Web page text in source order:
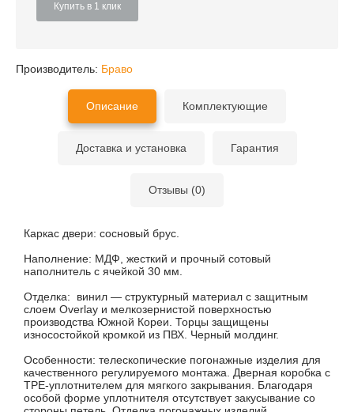
Купить в 1 клик
Производитель: Браво
Описание Комплектующие
Доставка и установка Гарантия
Отзывы (0)
Каркас двери: сосновый брус.
Наполнение: МДФ, жесткий и прочный сотовый
наполнитель с ячейкой 30 мм.
Отделка: винил — структурный материал с защитным
слоем Overlay и мелкозернистой поверхностью
производства Южной Кореи. Торцы защищены
износостойкой кромкой из ПВХ. Черный молдинг.
Особенности: телескопические погонажные изделия для
качественного регулируемого монтажа. Дверная коробка с
TPE-уплотнителем для мягкого закрывания. Благодаря
особой форме уплотнителя отсутствует закусывание со